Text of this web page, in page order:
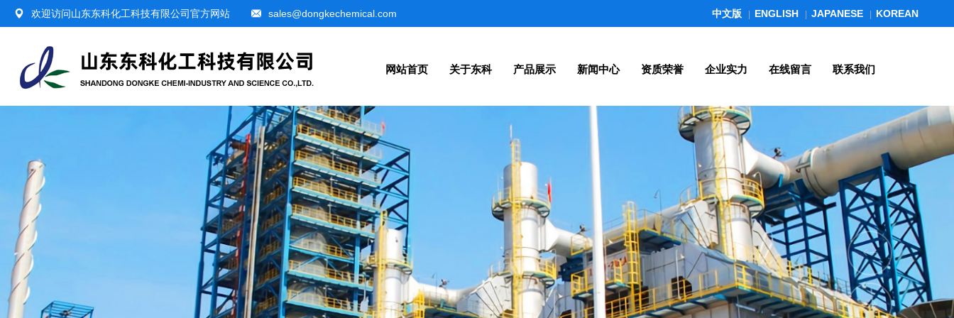
欢迎访问山东东科化工科技有限公司官方网站 sales@dongkechemical.com 中文版 | ENGLISH | JAPANESE | KOREAN
网站首页 关于东科 产品展示 新闻中心 资质荣誉 企业实力 在线留言 联系我们